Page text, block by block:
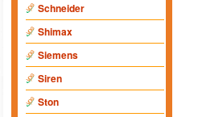
Schneider
Shimax
Siemens
Siren
Ston